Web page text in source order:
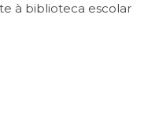
à biblioteca escolar